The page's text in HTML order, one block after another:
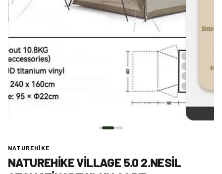
NATUREHIKE
NATUREHIKE VILLAGE 5.0 2.NESIL